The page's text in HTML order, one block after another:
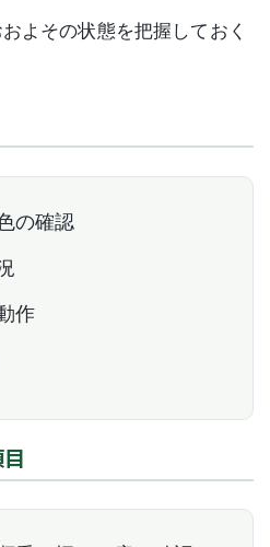
よその状態を把握しておく
の確認
作